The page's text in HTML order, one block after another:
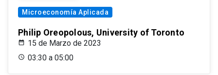
Microeconomía Aplicada
Philip Oreopolous, University of Toronto
15 de Marzo de 2023
03:30 a 05:00